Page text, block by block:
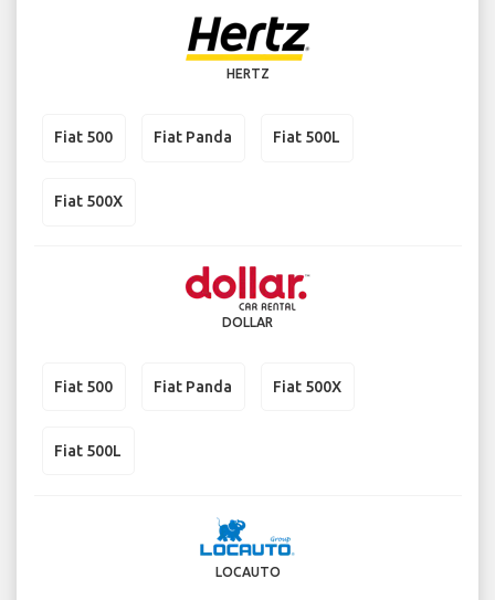
HERTZ
Fiat 500 Fiat Panda Fiat 500L
Fiat 500X
DOLLAR
Fiat 500 Fiat Panda Fiat 500X
Fiat 500L
LOCAUTO